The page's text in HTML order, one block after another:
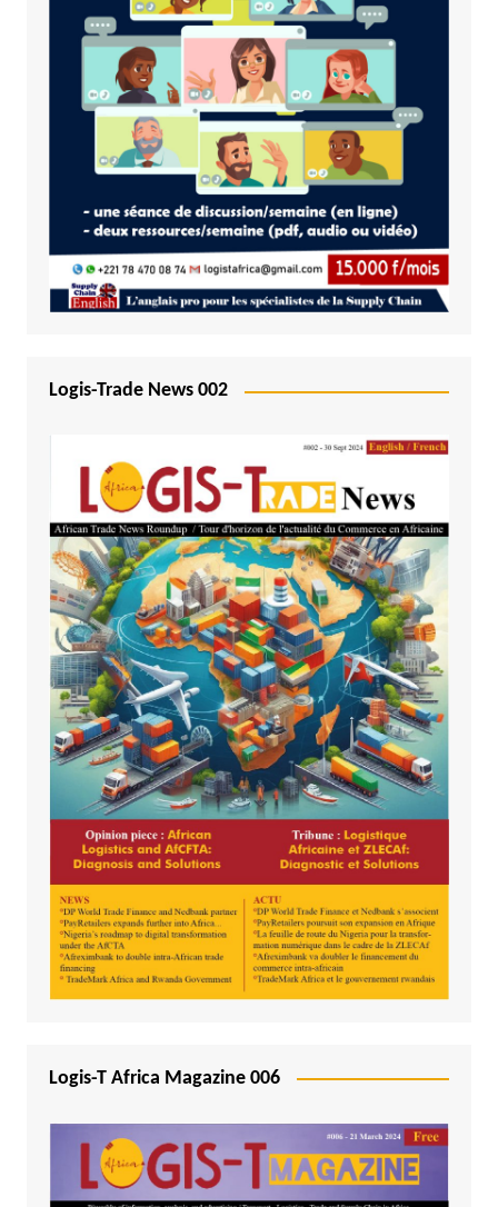
Logis-Trade News 002
Logis-T Africa Magazine 006